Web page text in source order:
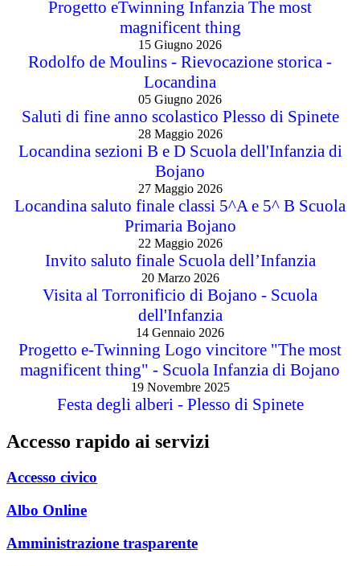
Progetto eTwinning Infanzia The most
magnificent thing
15 Giugno 2026
Rodolfo de Moulins - Rievocazione storica -
Locandina
05 Giugno 2026
Saluti di fine anno scolastico Plesso di Spinete
28 Maggio 2026
Locandina sezioni B e D Scuola dell'Infanzia di
Bojano
27 Maggio 2026
Locandina saluto finale classi 5^A e 5^ B Scuola
Primaria Bojano
22 Maggio 2026
Invito saluto finale Scuola dell’Infanzia
20 Marzo 2026
Visita al Torronificio di Bojano - Scuola
dell'Infanzia
14 Gennaio 2026
Progetto e-Twinning Logo vincitore "The most
magnificent thing" - Scuola Infanzia di Bojano
19 Novembre 2025
Festa degli alberi - Plesso di Spinete
Accesso rapido ai servizi
Accesso civico
Albo Online
Amministrazione trasparente